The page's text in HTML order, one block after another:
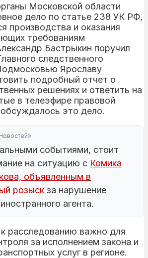
Московской области
дело по статье 238 УК РФ,
производства и оказания
требованиям
Бастрыкин поручил
следственного
Ярославу
подробный отчет о
решениях и ответить на
в телеэфире правовой
это дело.
событиями, стоит
на ситуацию с Комика
объявленным в
розыск за нарушение
агента.
расследованию важно для
за исполнением закона и
услуг в регионе.